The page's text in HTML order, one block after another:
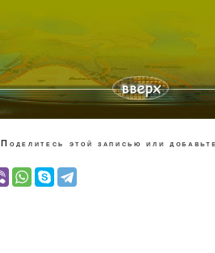
Поделитесь этой записью или